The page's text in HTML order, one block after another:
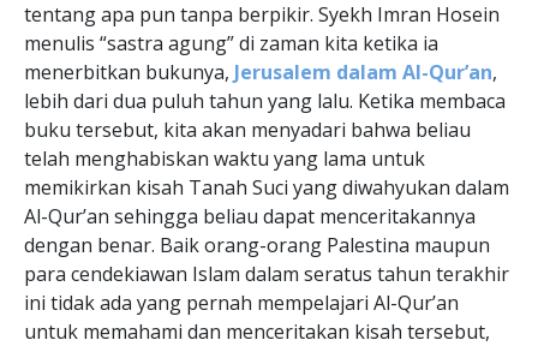
tentang apa pun tanpa berpikir. Syekh Imran Hosein
menulis “sastra agung” di zaman kita ketika ia
menerbitkan bukunya, Jerusalem dalam Al-Qur’an,
lebih dari dua puluh tahun yang lalu. Ketika membaca
buku tersebut, kita akan menyadari bahwa beliau
telah menghabiskan waktu yang lama untuk
memikirkan kisah Tanah Suci yang diwahyukan dalam
Al-Qur’an sehingga beliau dapat menceritakannya
dengan benar. Baik orang-orang Palestina maupun
para cendekiawan Islam dalam seratus tahun terakhir
ini tidak ada yang pernah mempelajari Al-Qur’an
untuk memahami dan menceritakan kisah tersebut,